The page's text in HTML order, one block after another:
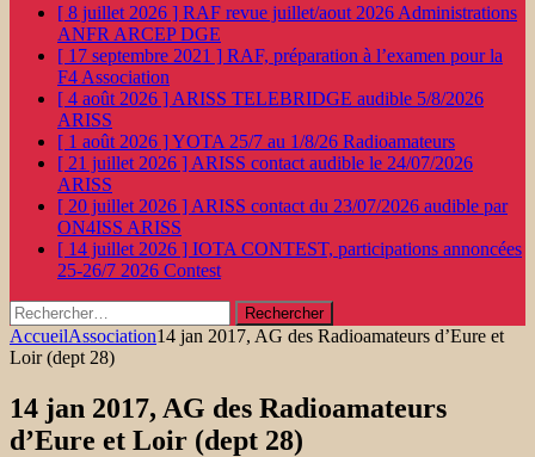
[ 8 juillet 2026 ] RAF revue juillet/aout 2026 Administrations
ANFR ARCEP DGE
[ 17 septembre 2021 ] RAF, préparation à l’examen pour la
F4 Association
[ 4 août 2026 ] ARISS TELEBRIDGE audible 5/8/2026
ARISS
[ 1 août 2026 ]YOTA 25/7 au 1/8/26 Radioamateurs
[ 21 juillet 2026 ] ARISS contact audible le 24/07/2026
ARISS
[ 20 juillet 2026 ] ARISS contact du 23/07/2026 audible par
ON4ISS ARISS
[ 14 juillet 2026 ] IOTA CONTEST, participations annoncées
25-26/7 2026 Contest
Rechercher :
AccueilAssociation14 jan 2017, AG des Radioamateurs d’Eure et
Loir (dept 28)
14 jan 2017, AG des Radioamateurs
d’Eure et Loir (dept 28)